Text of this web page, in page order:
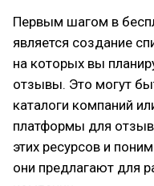
Первым шагом в
является создание
на которых вы
отзывы. Это могут
каталоги компаний
платформы для
этих ресурсов и
они предлагают для